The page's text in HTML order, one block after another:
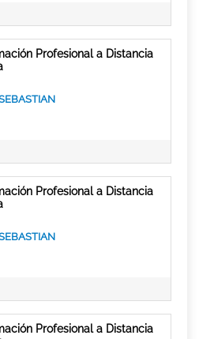
Profesional a Distancia
Profesional a Distancia
Profesional a Distancia